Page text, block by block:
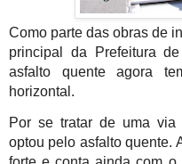
Como parte das obras de
principal da Prefeitura
asfalto quente agora
horizontal.
Por se tratar de uma via
optou pelo asfalto quente.